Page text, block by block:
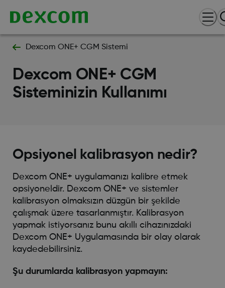
Dexcom ONE+ CGM Sistemi
Dexcom ONE+ CGM
Sisteminizin Kullanımı
Opsiyonel kalibrasyon nedir?
Dexcom ONE+ uygulamanızı kalibre etmek
opsiyoneldir. Dexcom ONE+ ve sistemler
kalibrasyon olmaksızın düzgün bir şekilde
çalışmak üzere tasarlanmıştır. Kalibrasyon
yapmak istiyorsanız bunu akıllı cihazınızdaki
Dexcom ONE+ Uygulamasında bir olay olarak
kaydedebilirsiniz.
Şu durumlarda kalibrasyon yapmayın: